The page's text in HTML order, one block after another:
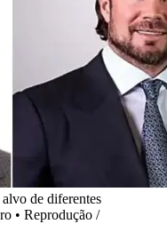
de diferentes
• Reprodução /